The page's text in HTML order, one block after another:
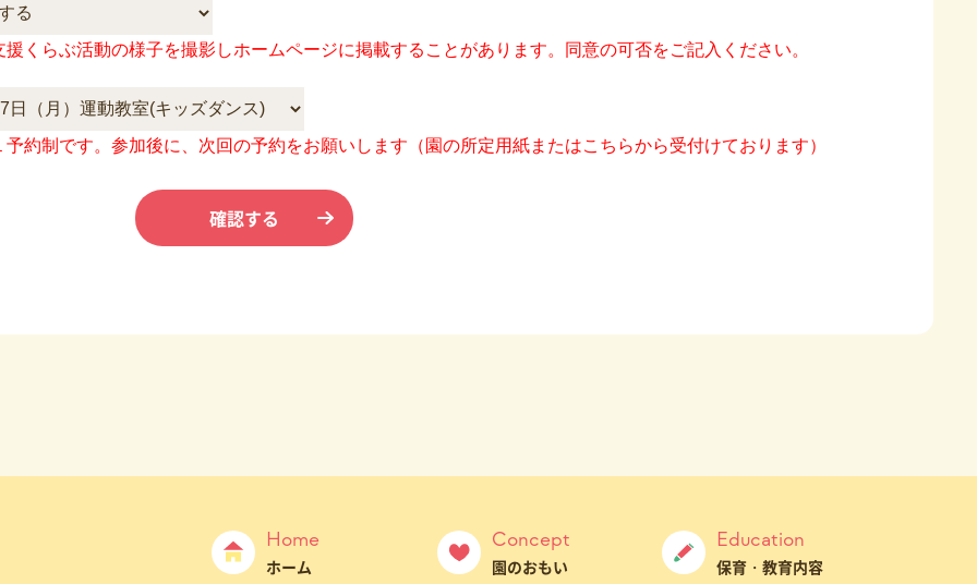
援くらぶ活動の様子を撮影しホームページに掲載することがあります。同意の可否をご記入ください。
予約制です。参加後に、次回の予約をお願いします（園の所定用紙またはこちらから受付けております）
Home
ホーム
Concept
園のおもい
Education
保育・教育内容